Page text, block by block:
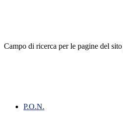
Campo di ricerca per le pagine del sito
P.O.N.